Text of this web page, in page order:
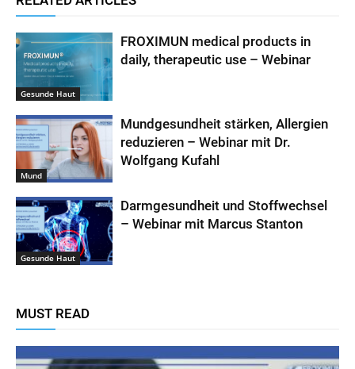
Gesunde Haut
FROXIMUN medical products in
daily, therapeutic use – Webinar
Mund
Mundgesundheit stärken, Allergien
reduzieren – Webinar mit Dr.
Wolfgang Kufahl
Gesunde Haut
Darmgesundheit und Stoffwechsel
– Webinar mit Marcus Stanton
MUST READ